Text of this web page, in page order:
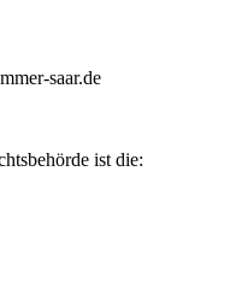
saar.de
ist die: